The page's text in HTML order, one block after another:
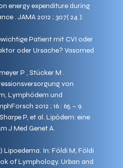
energy expenditure during
. JAMA 2012 ; 307( 24 ):
Patient mit CVI oder
oder Ursache? Vasomed
P , Stücker M .
von
Lymphödem und
2012 ; 16 : 65 – 9.
P, et al. Lipödem: eine
J Med Genet A.
Lipoedema. In: Földi M, Földi
of Lymphology. Urban and